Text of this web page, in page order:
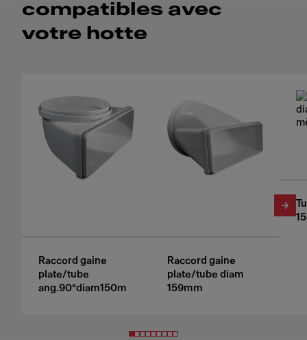
compatibles avec
votre hotte
Raccord gaine
plate/tube
ang.90°diam150m
Raccord gaine
plate/tube diam
159mm